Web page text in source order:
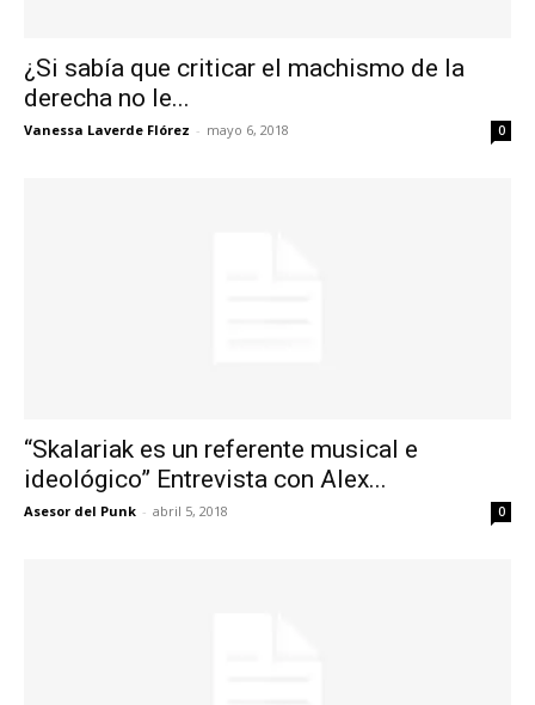
¿Si sabía que criticar el machismo de la
derecha no le...
Vanessa Laverde Flórez - mayo 6, 2018 0
“Skalariak es un referente musical e
ideológico” Entrevista con Alex...
Asesor del Punk - abril 5, 2018 0